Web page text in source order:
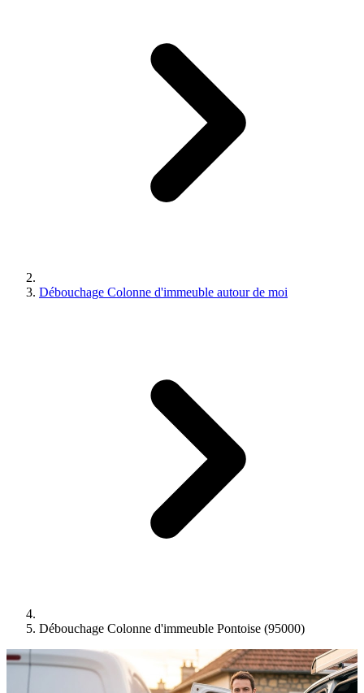
Débouchage Colonne d'immeuble autour de moi
Débouchage Colonne d'immeuble Pontoise (95000)